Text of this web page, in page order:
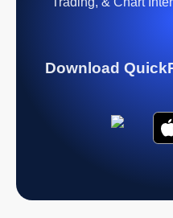
Download